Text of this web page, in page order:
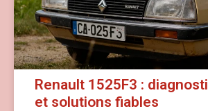
Renault 1525F3 :
et solutions fiables